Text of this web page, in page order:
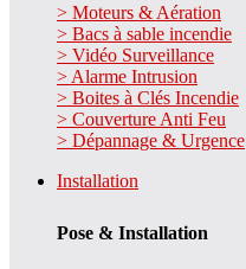
> Moteurs & Aération
> Bacs à sable incendie
> Vidéo Surveillance
> Alarme Intrusion
> Boites à Clés Incendie
> Couverture Anti Feu
> Dépannage & Urgence
Installation
Pose & Installation